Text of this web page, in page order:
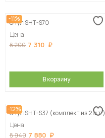
-11%
Стул SHT-S70
Цена
8 200 7 310
В корзину
-12%
Стул SHT-S37 (комплект из 2 шт.)
Цена
8 940 7 880